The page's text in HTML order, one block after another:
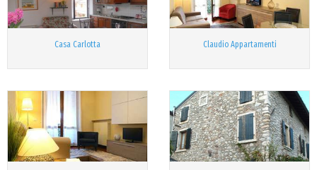
Casa Carlotta Claudio Appartamenti